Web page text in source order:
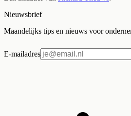
Nieuwsbrief
Maandelijks tips en nieuws voor
E-mailadres